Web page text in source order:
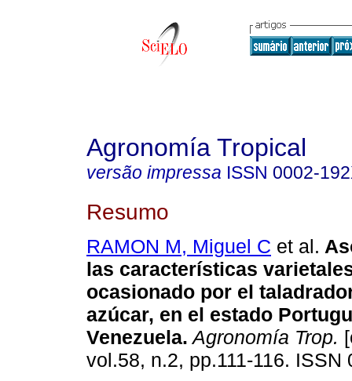
Agronomía Tropical
versão impressa ISSN 0002-
Resumo
RAMON M, Miguel C et al.
las características
ocasionado por el
azúcar, en el estado
Venezuela. Agronomía Trop.
vol.58, n.2, pp.111-116. ISSN